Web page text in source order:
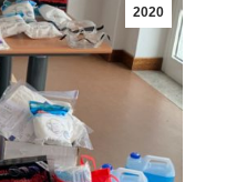
2020